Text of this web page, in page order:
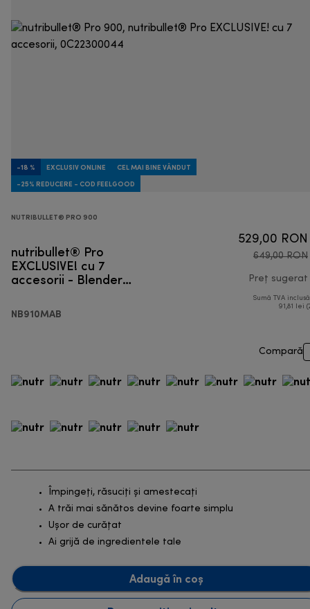
-18 % EXCLUSIV ONLINE
CEL MAI BINE VÂNDUT
-25% REDUCERE - COD FEELGOOD
NUTRIBULLET® PRO 900
nutribullet® Pro
EXCLUSIVE! cu 7
accesorii - Blender
NB910MAB
529,00 RON
649,00 RON
Preț sugerat
Sumă TVA
91,81 lei
Compară
Împingeți, răsuciți și amestecați
A trăi mai sănătos devine foarte simplu
Ușor de curățat
Ai grijă de ingredientele tale
Adaugă în coș